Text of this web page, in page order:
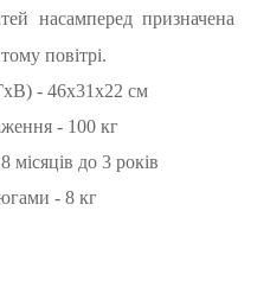
насамперед призначена
повітрі.
- 46x31x22 см
- 100 кг
місяців до 3 років
- 8 кг